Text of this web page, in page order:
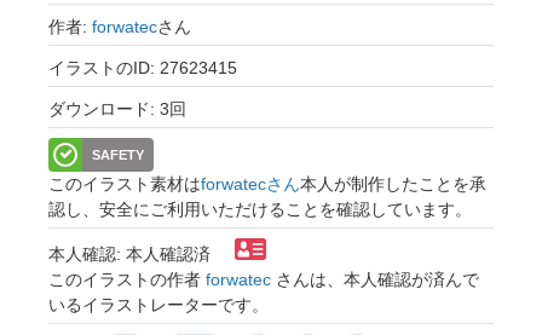
作者: forwatecさん
イラストのID: 27623415
ダウンロード: 3回
SAFETY
このイラスト素材はforwatecさん本人が制作したことを承
認し、安全にご利用いただけることを確認しています。
本人確認: 本人確認済
このイラストの作者 forwatec さんは、本人確認が済んで
いるイラストレーターです。